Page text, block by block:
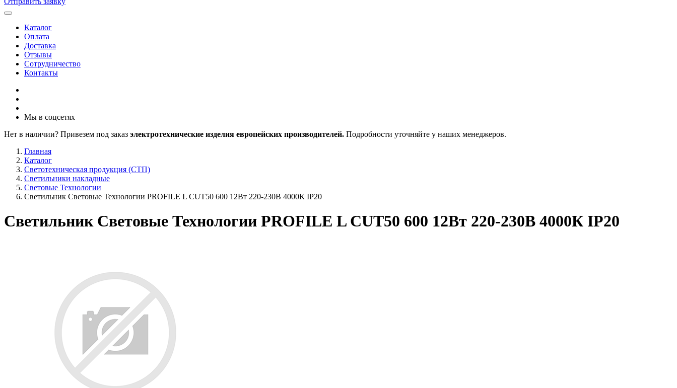
Каталог
Оплата
Доставка
Отзывы
Сотрудничество
Контакты
Мы в соцсетях
Нет в наличии? Привезем под заказ электротехнические изделия европейских производителей. Подробности уточняйте у наших менеджеров.
Главная
Каталог
Светотехническая продукция (СТП)
Светильники накладные
Световые Технологии
Светильник Световые Технологии PROFILE L CUT50 600 12Вт 220-230В 4000К IP20
Светильник Световые Технологии PROFILE L CUT50 600 12Вт 220-230В 4000К IP20